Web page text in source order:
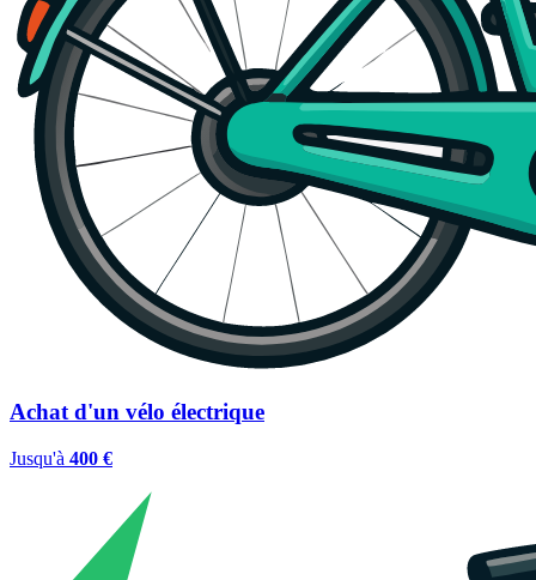
Achat d'un vélo électrique
Jusqu'à 400 €